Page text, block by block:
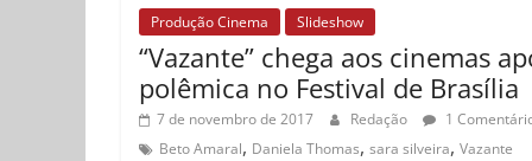
Produção Cinema Slideshow
“Vazante” chega aos cinemas
polêmica no Festival de Brasília
7 de novembro de 2017 Redação
1
Beto Amaral, Daniela Thomas, sara silveira, Vazante